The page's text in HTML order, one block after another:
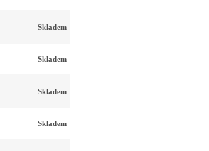
Skladem
Skladem
Skladem
Skladem